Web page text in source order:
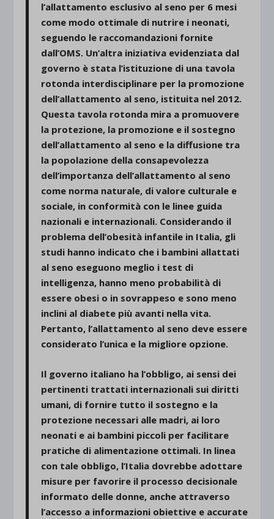
l’allattamento esclusivo al seno per 6 mesi
come modo ottimale di nutrire i neonati,
seguendo le raccomandazioni fornite
dall’OMS. Un’altra iniziativa evidenziata dal
governo è stata l’istituzione di una tavola
rotonda interdisciplinare per la promozione
dell’allattamento al seno, istituita nel 2012.
Questa tavola rotonda mira a promuovere
la protezione, la promozione e il sostegno
dell’allattamento al seno e la diffusione tra
la popolazione della consapevolezza
dell’importanza dell’allattamento al seno
come norma naturale, di valore culturale e
sociale, in conformità con le linee guida
nazionali e internazionali. Considerando il
problema dell’obesità infantile in Italia, gli
studi hanno indicato che i bambini allattati
al seno eseguono meglio i test di
intelligenza, hanno meno probabilità di
essere obesi o in sovrappeso e sono meno
inclini al diabete più avanti nella vita.
Pertanto, l’allattamento al seno deve essere
considerato l’unica e la migliore opzione.
Il governo italiano ha l’obbligo, ai sensi dei
pertinenti trattati internazionali sui diritti
umani, di fornire tutto il sostegno e la
protezione necessari alle madri, ai loro
neonati e ai bambini piccoli per facilitare
pratiche di alimentazione ottimali. In linea
con tale obbligo, l’Italia dovrebbe adottare
misure per favorire il processo decisionale
informato delle donne, anche attraverso
l’accesso a informazioni obiettive e accurate